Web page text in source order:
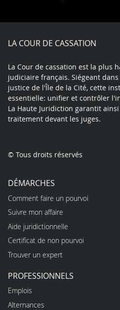
X
Facebook
LA COUR DE CASSATION
La Cour de cassation est la plus
judiciaire français. Siégeant dans
justice de l'Île de la Cité, cette
essentielle: unifier et contrôler
La Haute Juridiction garantit
traitement devant les juges.
© Tous droits réservés
DÉMARCHES
Comment faire un pourvoi
Suivre mon affaire
Aide juridictionnelle
Certificat de non pourvoi
Trouver un expert
PROFESSIONNELS
Emplois
Alternances